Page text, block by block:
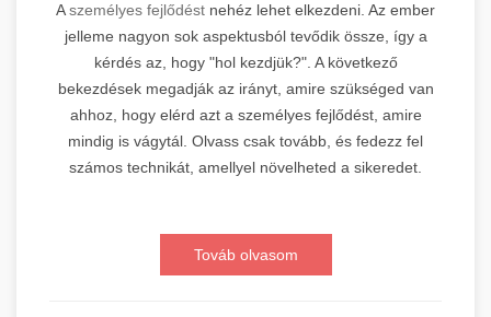
Aszemélyes fejlődést nehéz lehet elkezdeni. Az ember
jelleme nagyon sok aspektusból tevődik össze, így a
kérdés az, hogy "hol kezdjük?". A következő
bekezdések megadják az irányt, amire szükséged van
ahhoz, hogy elérd azt a személyes fejlődést, amire
mindig is vágytál. Olvass csak tovább, és fedezz fel
számos technikát, amellyel növelheted a sikeredet.
Továb olvasom